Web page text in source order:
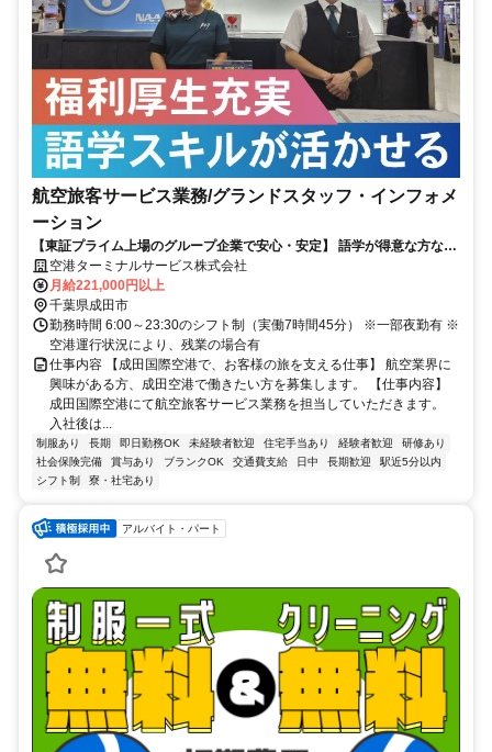
航空旅客サービス業務/グランドスタッフ・インフォメ
ーション
【東証プライム上場のグループ企業で安心・安定】 語学が得意な方なら
未経験もOK/既卒・第二新卒歓迎
空港ターミナルサービス株式会社
月給221,000円以上
千葉県成田市
勤務時間 6:00～23:30のシフト制（実働7時間45分） ※一部夜勤有 ※
空港運行状況により、残業の場合有
仕事内容 【成田国際空港で、お客様の旅を支える仕事】 航空業界に
興味がある方、成田空港で働きたい方を募集します。 【仕事内容】
成田国際空港にて航空旅客サービス業務を担当していただきます。
入社後は...
制服あり 長期 即日勤務OK 未経験者歓迎 住宅手当あり 経験者歓迎
研修あり
社会保険完備
賞与あり ブランクOK 交通費支給 日中 長期歓迎
駅近5分以内
シフト制
寮・社宅あり
アルバイト・パート